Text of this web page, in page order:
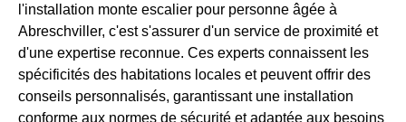
l'installation monte escalier pour personne âgée à
Abreschviller, c'est s'assurer d'un service de proximité et
d'une expertise reconnue. Ces experts connaissent les
spécificités des habitations locales et peuvent offrir des
conseils personnalisés, garantissant une installation
conforme aux normes de sécurité et adaptée aux besoins